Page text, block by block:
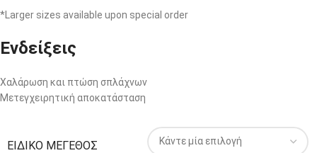
*Larger sizes available upon special order
Ενδείξεις
Χαλάρωση και πτώση σπλάχνων
Μετεγχειρητική αποκατάσταση
ΕΙΔΙΚΌ ΜΈΓΕΘΟΣ